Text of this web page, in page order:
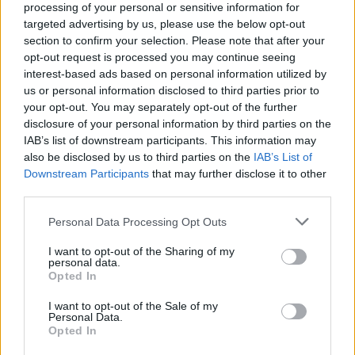
processing of your personal or sensitive information for
targeted advertising by us, please use the below opt-out
section to confirm your selection. Please note that after your
opt-out request is processed you may continue seeing
interest-based ads based on personal information utilized by
us or personal information disclosed to third parties prior to
your opt-out. You may separately opt-out of the further
disclosure of your personal information by third parties on the
IAB’s list of downstream participants. This information may
also be disclosed by us to third parties on the IAB’s List of
Downstream Participants that may further disclose it to other
Please note that this website/app uses one or more Google
not limited to your visit or usage behaviour. You may click to
grant or deny consent to Google and its third-party tags to
use your data for below specified purposes in below Google
consent section.
Personal Data Processing Opt Outs
I want to opt-out of the Sharing of my
personal data.
Opted In
I want to opt-out of the Sale of my
Personal Data.
Opted In
κόμματος.